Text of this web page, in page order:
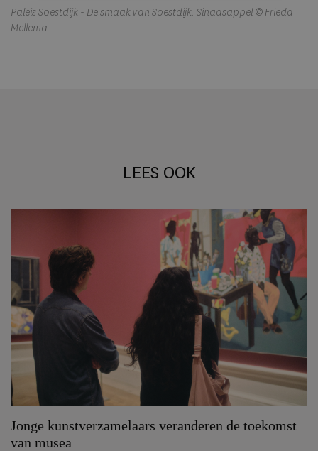
Paleis Soestdijk - De smaak van Soestdijk. Sinaasappel © Frieda
Mellema
LEES OOK
Jonge kunstverzamelaars veranderen de toekomst
van musea